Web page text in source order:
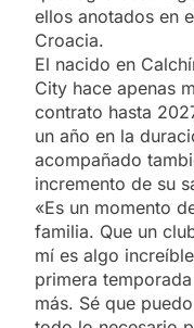
ellos anotados en
Croacia.
El nacido en
City hace apenas
contrato hasta
un año en la
acompañado
incremento de su
«Es un momento
familia. Que un
mí es algo
primera
más. Sé que